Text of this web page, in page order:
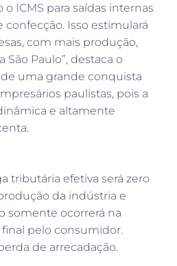
ICMS para saídas internas
Isso estimulará
com mais produção,
Paulo”, destaca o
de uma grande conquista
paulistas, pois a
e altamente
tributária efetiva será zero
da indústria e
somente ocorrerá na
pelo consumidor.
de arrecadação.